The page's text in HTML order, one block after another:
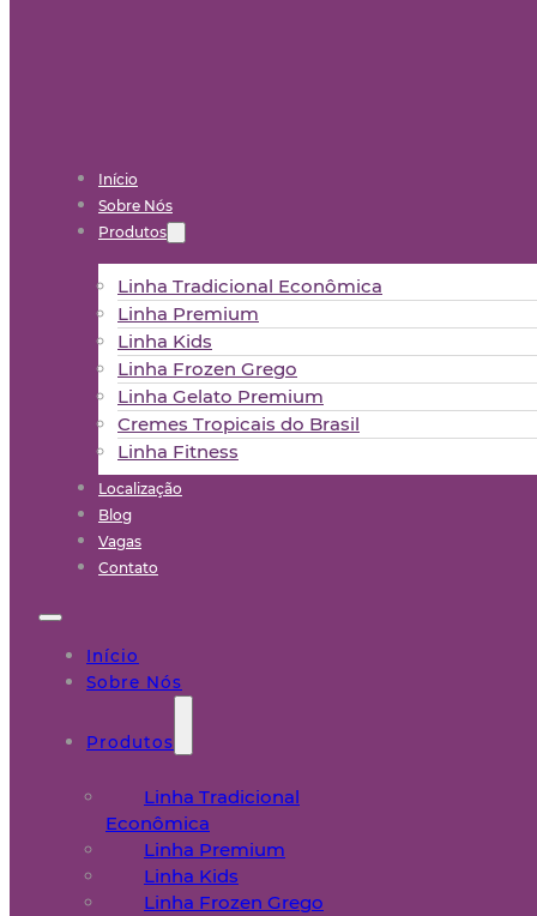
Início
Sobre Nós
Produtos
Linha Tradicional Econômica
Linha Premium
Linha Kids
Linha Frozen Grego
Linha Gelato Premium
Cremes Tropicais do Brasil
Linha Fitness
Localização
Blog
Vagas
Contato
Início
Sobre Nós
Produtos
Linha Tradicional
Econômica
Linha Premium
Linha Kids
Linha Frozen Grego